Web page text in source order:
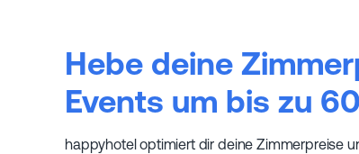
Hebe deine
Events um bis zu
happyhotel optimiert dir deine Zimmerpreise